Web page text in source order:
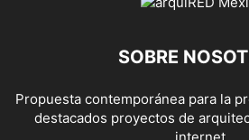
SOBRE
Propuesta contemporánea para la
destacados proyectos de
internet.